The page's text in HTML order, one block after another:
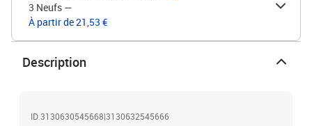
3 Neufs —
À partir de 21,53 €
Description
ID 3130630545668|3130632545666